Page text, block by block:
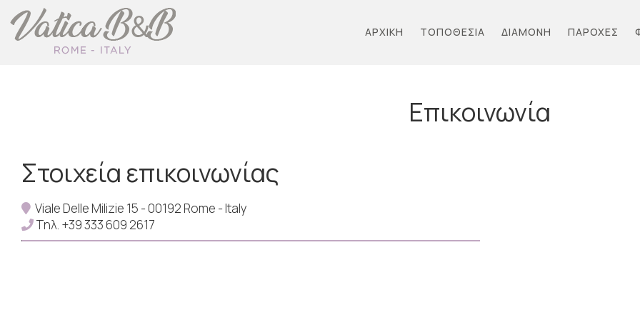
ΑΡΧΙΚΉ ΤΟΠΟΘΕΣΊΑ ΔΙΑΜΟΝΉ ΠΑΡΟΧΈΣ
Επικοινωνία
Στοιχεία επικοινωνίας
Viale Delle Milizie 15 - 00192 Rome - Italy
Τηλ. +39 333 609 2617